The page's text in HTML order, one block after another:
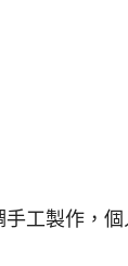
工製作，